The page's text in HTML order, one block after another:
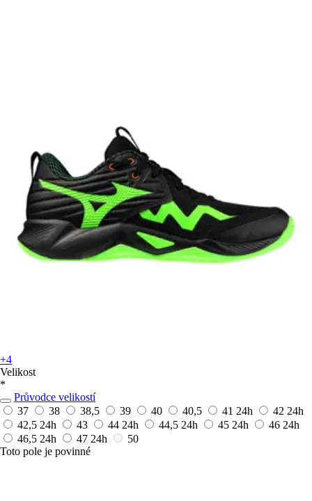
+4
Velikost
*
Průvodce velikostí
37
38 38,5 39 40 40,5 41 24h 42 24h
42,5 24h 43 44 24h 44,5 24h 45 24h 46 24h
46,5 24h 47 24h
50
Toto pole je povinné